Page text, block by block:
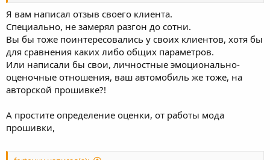
Я вам написал отзыв своего клиента.
Специально, не замерял разгон до сотни.
Вы бы тоже поинтересовались у своих клиентов, хотя бы
для сравнения каких либо общих параметров.
Или написали бы свои, личностные эмоционально-
оценочные отношения, ваш автомобиль же тоже, на
авторской прошивке?!
А простите определение оценки, от работы мода
прошивки,